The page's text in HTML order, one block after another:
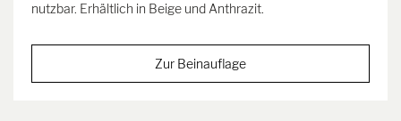
nutzbar. Erhältlich in Beige und Anthrazit.
Zur Beinauflage